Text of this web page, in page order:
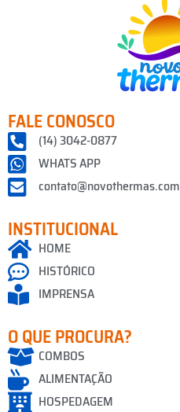
FALE CONOSCO
(14) 3042-0877
WHATS APP
contato@novothermas.com
INSTITUCIONAL
HOME
HISTÓRICO
IMPRENSA
O QUE PROCURA?
COMBOS
ALIMENTAÇÃO
HOSPEDAGEM